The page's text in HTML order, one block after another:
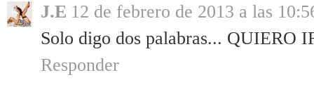
J.E 12 de febrero de 2013 a las
Solo digo dos palabras... QUIERO
Responder